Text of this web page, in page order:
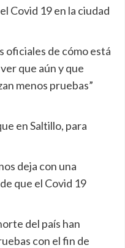
Covid 19 en la ciudad
oficiales de cómo está
que aún y que
menos pruebas”
en Saltillo, para
deja con una
que el Covid 19
del país han
con el fin de